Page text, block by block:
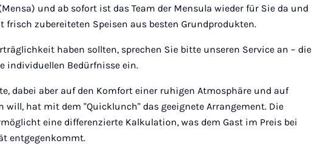
und ab sofort ist das Team der Mensula wieder für Sie da und
frisch zubereiteten Speisen aus besten Grundprodukten.
haben sollten, sprechen Sie bitte unseren Service an – die
individuellen Bedürfnisse ein.
dabei aber auf den Komfort einer ruhigen Atmosphäre und auf
hat mit dem "Quicklunch" das geeignete Arrangement. Die
eine differenzierte Kalkulation, was dem Gast im Preis bei
entgegenkommt.